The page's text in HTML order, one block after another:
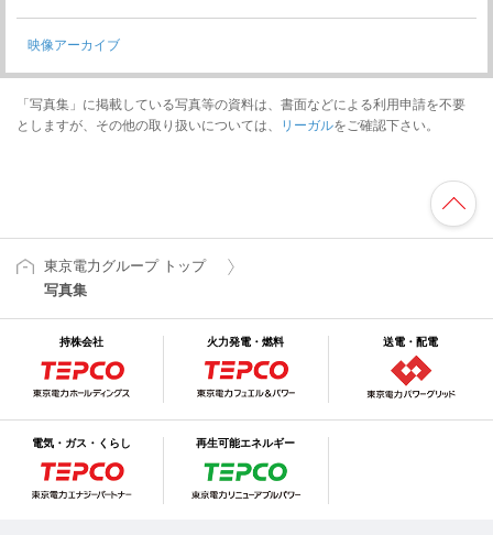
映像アーカイブ
「写真集」に掲載している写真等の資料は、書面などによる利用申請を不要
としますが、その他の取り扱いについては、
リーガルをご確認下さい。
東京電力グループ トップ
写真集
持株会社 火力発電・燃料 送電・配電
電気・ガス・くらし 再生可能エネルギー